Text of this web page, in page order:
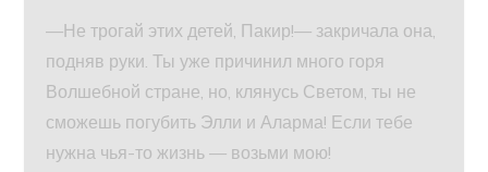
—Не трогай этих детей, Пакир!— закричала она,
подняв руки. Ты уже причинил много горя
Волшебной стране, но, клянусь Светом, ты не
сможешь погубить Элли и Аларма! Если тебе
нужна чья-то жизнь — возьми мою!